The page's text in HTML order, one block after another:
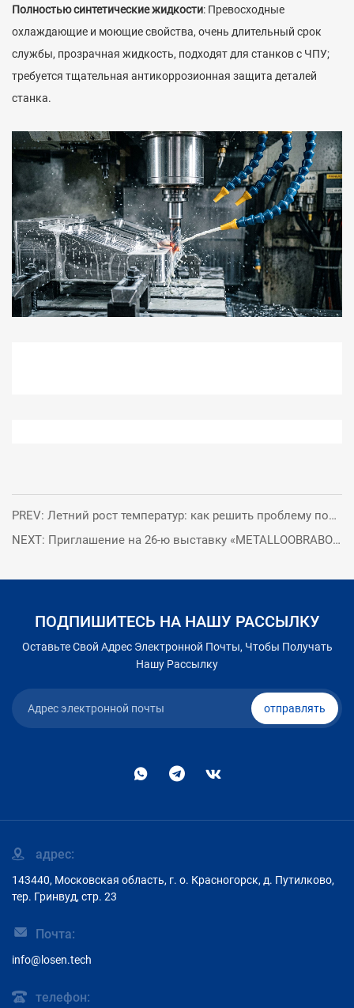
Полностью синтетические жидкости: Превосходные
охлаждающие и моющие свойства, очень длительный срок
службы, прозрачная жидкость, подходят для станков с ЧПУ;
требуется тщательная антикоррозионная защита деталей
станка.
PREV: Летний рост температур: как решить проблему порчи и неприятного запаха СОЖ
NEXT: Приглашение на 26-ю выставку «METALLOOBRABOTKA - 2026» от ООО «Циндао Лосен Лубрикантс»
ПОДПИШИТЕСЬ НА НАШУ РАССЫЛКУ
Оставьте Свой Адрес Электронной Почты, Чтобы Получать
Нашу Рассылку
отправлять
адрес:
143440, Московская область, г. о. Красногорск, д. Путилково,
тер. Гринвуд, стр. 23
Почта:
info@losen.tech
телефон: